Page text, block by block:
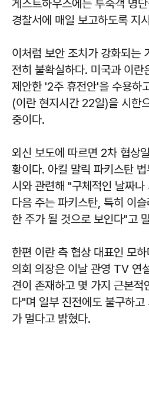
게스트하우스에는 투숙객 명
경찰서에 매일 보고하도록 지
이처럼 보안 조치가 강화되는
전히 불확실하다. 미국과 이란
제안한 '2주 휴전안'을 수용하
(이란 현지시간 22일)을 시한
중이다.
외신 보도에 따르면 2차 협상
황이다. 아킬 말릭 파키스탄
시와 관련해 "구체적인 날짜
다음 주는 파키스탄, 특히 이
한 주가 될 것으로 보인다"고
한편 이란 측 협상 대표인 모
의회 의장은 이날 관영 TV 연
견이 존재하고 몇 가지 근본적
다"며 일부 진전에도 불구하고
가 멀다고 밝혔다.